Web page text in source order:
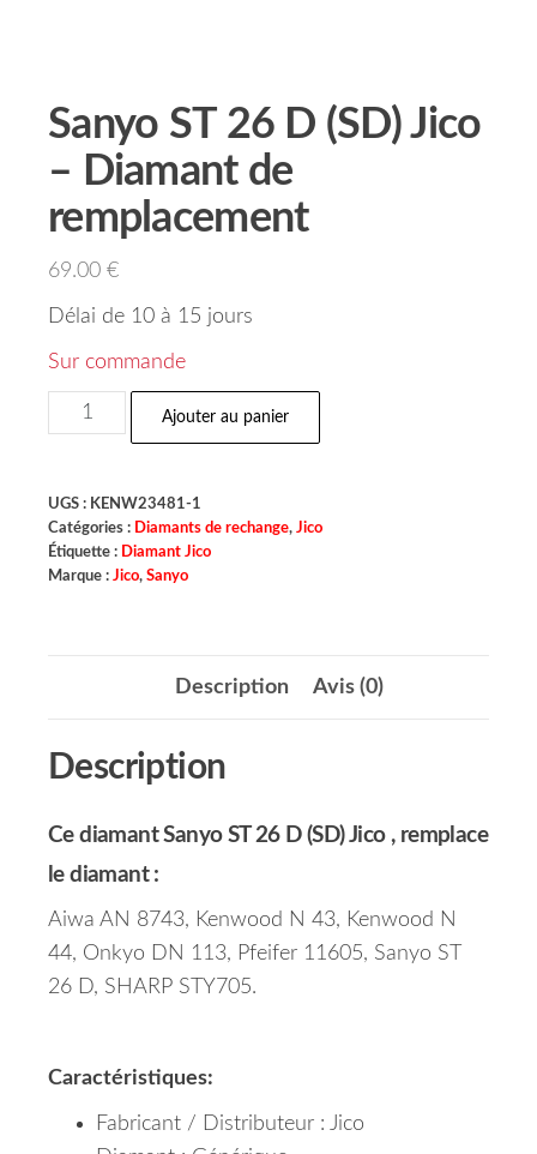
Sanyo ST 26 D (SD) Jico
– Diamant de
remplacement
69.00 €
Délai de 10 à 15 jours
Sur commande
Ajouter au panier
UGS : KENW23481-1
Catégories : Diamants de rechange, Jico
Étiquette : Diamant Jico
Marque : Jico, Sanyo
Description Avis (0)
Description
Ce diamant Sanyo ST 26 D (SD) Jico , remplace
le diamant :
Aiwa AN 8743, Kenwood N 43, Kenwood N
44, Onkyo DN 113, Pfeifer 11605, Sanyo ST
26 D, SHARP STY705.
Caractéristiques:
Fabricant / Distributeur : Jico